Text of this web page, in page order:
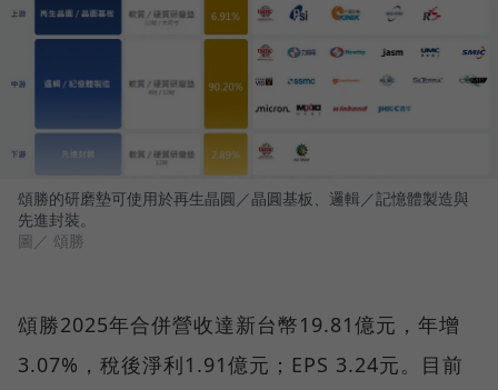
頌勝的研磨墊可使用於再生晶圓／晶圓基板、邏輯／記憶體製造與
先進封裝。
圖／ 頌勝
頌勝2025年合併營收達新台幣19.81億元，年增
3.07%，稅後淨利1.91億元；EPS 3.24元。目前